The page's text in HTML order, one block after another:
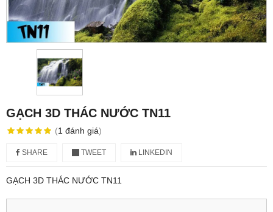
GẠCH 3D THÁC NƯỚC TN11
(1 đánh giá)
SHARE TWEET LINKEDIN
GẠCH 3D THÁC NƯỚC TN11